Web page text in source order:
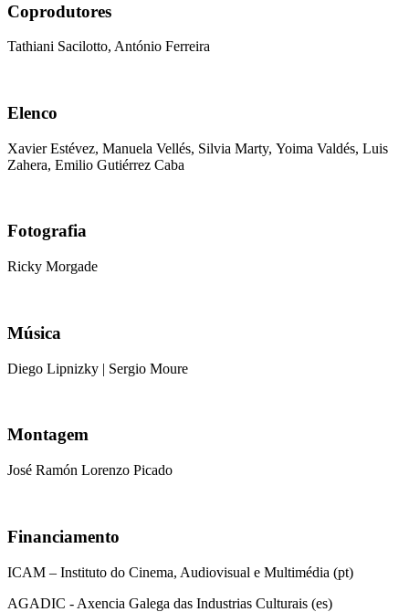
Coprodutores
Tathiani Sacilotto, António Ferreira
Elenco
Xavier Estévez, Manuela Vellés, Silvia Marty, Yoima Valdés, Luis
Zahera, Emilio Gutiérrez Caba
Fotografia
Ricky Morgade
Música
Diego Lipnizky | Sergio Moure
Montagem
José Ramón Lorenzo Picado
Financiamento
ICAM – Instituto do Cinema, Audiovisual e Multimédia (pt)
AGADIC - Axencia Galega das Industrias Culturais (es)